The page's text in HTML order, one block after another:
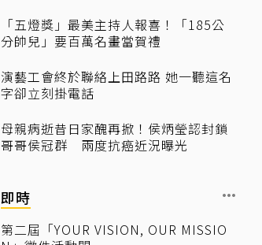
「五燈獎」最美主持人報喜！「185公
分帥兒」要百萬名畫當賀禮
演藝工會終於聯絡上田路路 她一聽這名
字卻立刻掛電話
母親病逝昔日家醜再掀！侯炳瑩認封鎖
哥哥侯冠群 兩度抗癌近況曝光
即時
第二屆「YOUR VISION, OUR MISSIO